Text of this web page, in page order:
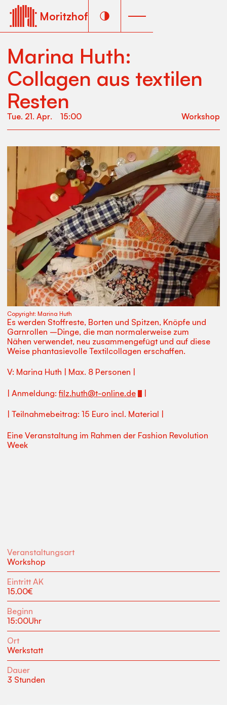
Moritzhof
Marina Huth:
Collagen aus textilen
Resten
Tue. 21. Apr. 15:00 Workshop
Es werden Stoffreste, Borten und Spitzen, Knöpfe und
Garnrollen –Dinge, die man normalerweise zum
Nähen verwendet, neu zusammengefügt und auf diese
Weise phantasievolle Textilcollagen erschaffen.
V: Marina Huth | Max. 8 Personen |
| Anmeldung:filz.huth@t-online.de |
| Teilnahmebeitrag: 15 Euro incl. Material |
Eine Veranstaltung im Rahmen der Fashion Revolution
Week
Veranstaltungsart
Workshop
Eintritt AK
15.00€
Beginn
15:00Uhr
Ort
Werkstatt
Dauer
3 Stunden
Copyright: Marina Huth